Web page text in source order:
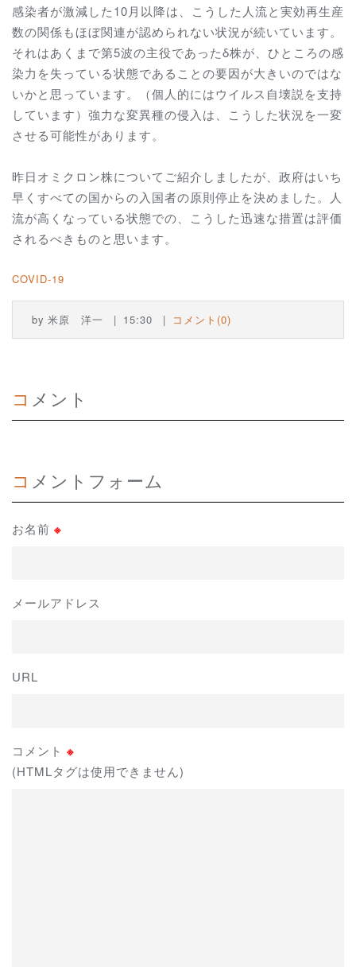
感染者が激減した10月以降は、こうした人流と実効再生産
数の関係もほぼ関連が認められない状況が続いています。
それはあくまで第5波の主役であったδ株が、ひところの感
染力を失っている状態であることの要因が大きいのではな
いかと思っています。（個人的にはウイルス自壊説を支持
しています）強力な変異種の侵入は、こうした状況を一変
させる可能性があります。
昨日オミクロン株についてご紹介しましたが、政府はいち
早くすべての国からの入国者の原則停止を決めました。人
流が高くなっている状態での、こうした迅速な措置は評価
されるべきものと思います。
COVID-19
by 米原 洋一 15:30 コメント(0)
コメント
コメントフォーム
お名前 ※
メールアドレス
URL
コメント ※
(HTMLタグは使用できません)